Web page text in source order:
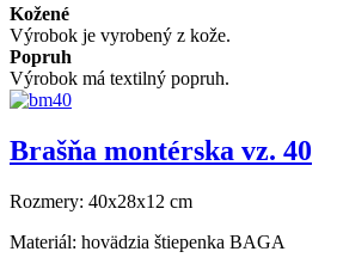
Kožené
Výrobok je vyrobený z kože.
Popruh
Výrobok má textilný popruh.
Brašňa montérska vz. 40
Rozmery: 40x28x12 cm
Materiál: hovädzia štiepenka BAGA